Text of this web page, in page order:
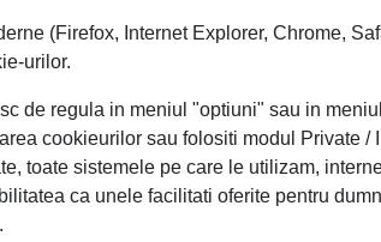
(Firefox, Internet Explorer, Chrome,
urilor.
de regula in meniul "optiuni" sau in
cookieurilor sau folositi modul Private /
toate sistemele pe care le utilizam,
ca unele facilitati oferite pentru